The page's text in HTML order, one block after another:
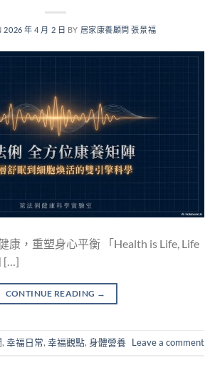
2026 年 4 月 2 日 BY 居家康養顧問 張景福
康，重塑身心平衡 「Health is Life, Life
[…]
CONTINUE READING →
, 幸福日常, 幸福觀點, 身體營養 Leave a comment